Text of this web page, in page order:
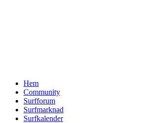
Hem
Community
Surfforum
Surfmarknad
Surfkalender